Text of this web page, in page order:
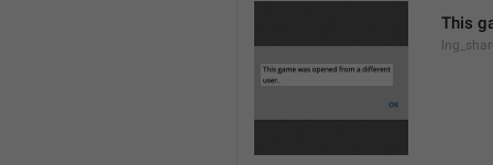
This